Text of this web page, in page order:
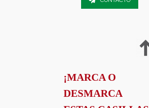
¡MARCA O
DESMARCA